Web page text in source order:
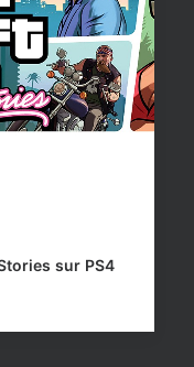
sur PS4